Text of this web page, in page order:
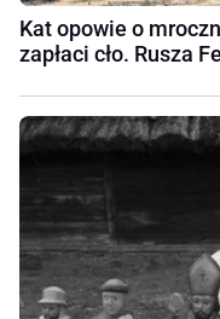
Kat opowie o
zapłaci cło. Rusza